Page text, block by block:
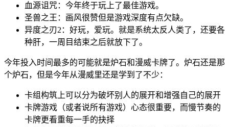
血源诅咒：今年终于玩上了最佳游戏。
圣兽之王：画风很赞但是游戏深度有点欠缺。
异度之刃2：好玩，爱玩。就是系统太反人类了，还要各
种肝，一周目结束之后就放下了。
今年投入时间最多的可能就是炉石和漫威卡牌了。炉石还是那
个炉石，但是今年从漫威里还是学到了不少：
卡组构筑上可以分为破坏别人的展开和增强自己的展开
卡牌游戏（或者说所有游戏）心态很重要，而慢节奏的
卡牌更看重每一手的抉择